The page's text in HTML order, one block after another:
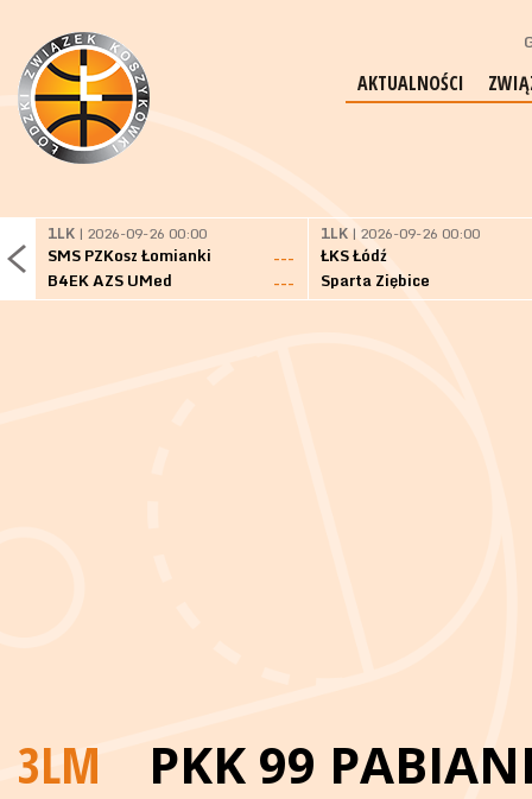
AKTUALNOŚCI
1LK | 2026-09-26 00:00
SMS PZKosz Łomianki
---
B4EK AZS UMed
---
1LK | 2026-09-26 00:00
ŁKS Łódź
Sparta Ziębice
3LM PKK 99